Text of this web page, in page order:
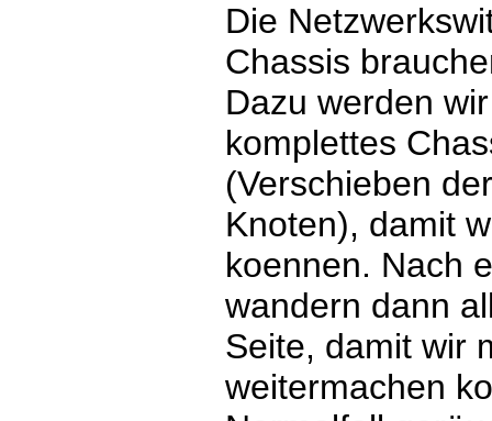
Die
Chassis
Dazu werden
komplettes
(Verschieben
Knoten), damit
koennen. Nach
wandern dann
Seite, damit wir
weitermachen